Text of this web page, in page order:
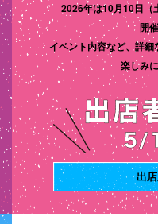
2026年は10月10日（
開
イベント内容など、詳
楽しみ
出